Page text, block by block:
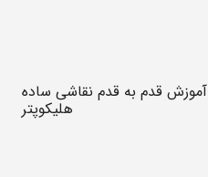
آموزش قدم به قدم نقاشی ساده
هلیکوپتر